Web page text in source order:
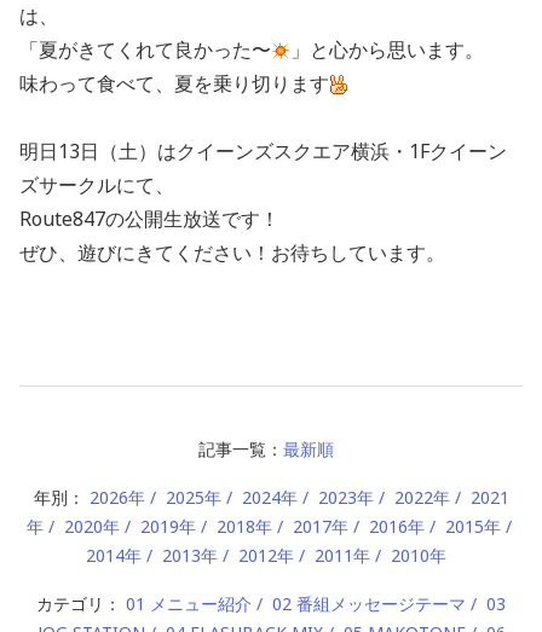
は、
「夏がきてくれて良かった〜
」と心から思います。
味わって食べて、夏を乗り切ります
明日13日（土）はクイーンズスクエア横浜・1Fクイーン
ズサークルにて、
Route847の公開生放送です！
ぜひ、遊びにきてください！お待ちしています。
記事一覧： 最新順
年別： 2026年 2025年 2024年 2023年 2022年
2021
年
2020年 2019年 2018年 2017年 2016年
2015年
2014年
2013年 2012年 2011年 2010年
カテゴリ： 01 メニュー紹介 02 番組メッセージテーマ
03